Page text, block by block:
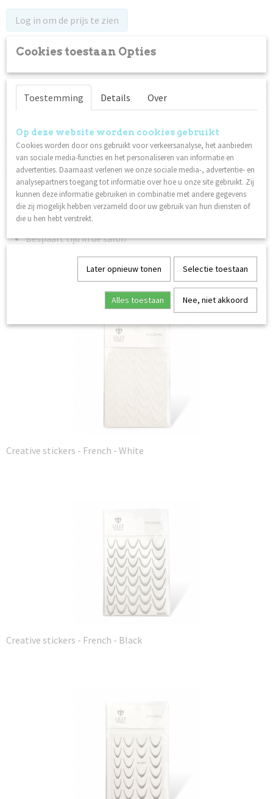
Log in om de prijs te zien
Op voorraad
Specificaties
Productcode leverancier
Creëer een stijlvolle en nette French manicure met onze
zelfklevende French Stickers. Perfect voor zowel
professionals als thuisgebruik! De stickers helpen je om snel
en eenvoudig gelijkmatige lijnen op de nagel te maken.
Eenvoudig aan te brengen
Perfect voor een creatieve French manicure
Geschikt voor zowel natuurlijke als kunstmatige nagels
Bespaart tijd in de salon
Kan worden aangebracht op gellak, nagellak, gel en acryl.
Zowel op droge als op plakkerige, verharde oppervlakken.
Creative stickers - French - White
Creative stickers - French - Black
Cookies toestaan Opties
Toestemming Details Over
Op deze website worden cookies gebruikt
Cookies worden door ons gebruikt voor verkeersanalyse, het aanbieden
van sociale media-functies en het personaliseren van informatie en
advertenties. Daarnaast verlenen we onze sociale media-, advertentie- en
analysepartners toegang tot informatie over hoe u onze site gebruikt. Zij
kunnen deze informatie gebruiken in combinatie met andere gegevens
die zij mogelijk hebben verzameld door uw gebruik van hun diensten of
die u hen hebt verstrekt.
Later opnieuw tonen Selectie toestaan
Alles toestaan Nee, niet akkoord